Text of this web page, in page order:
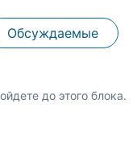
Обсуждаемые
до этого блока.